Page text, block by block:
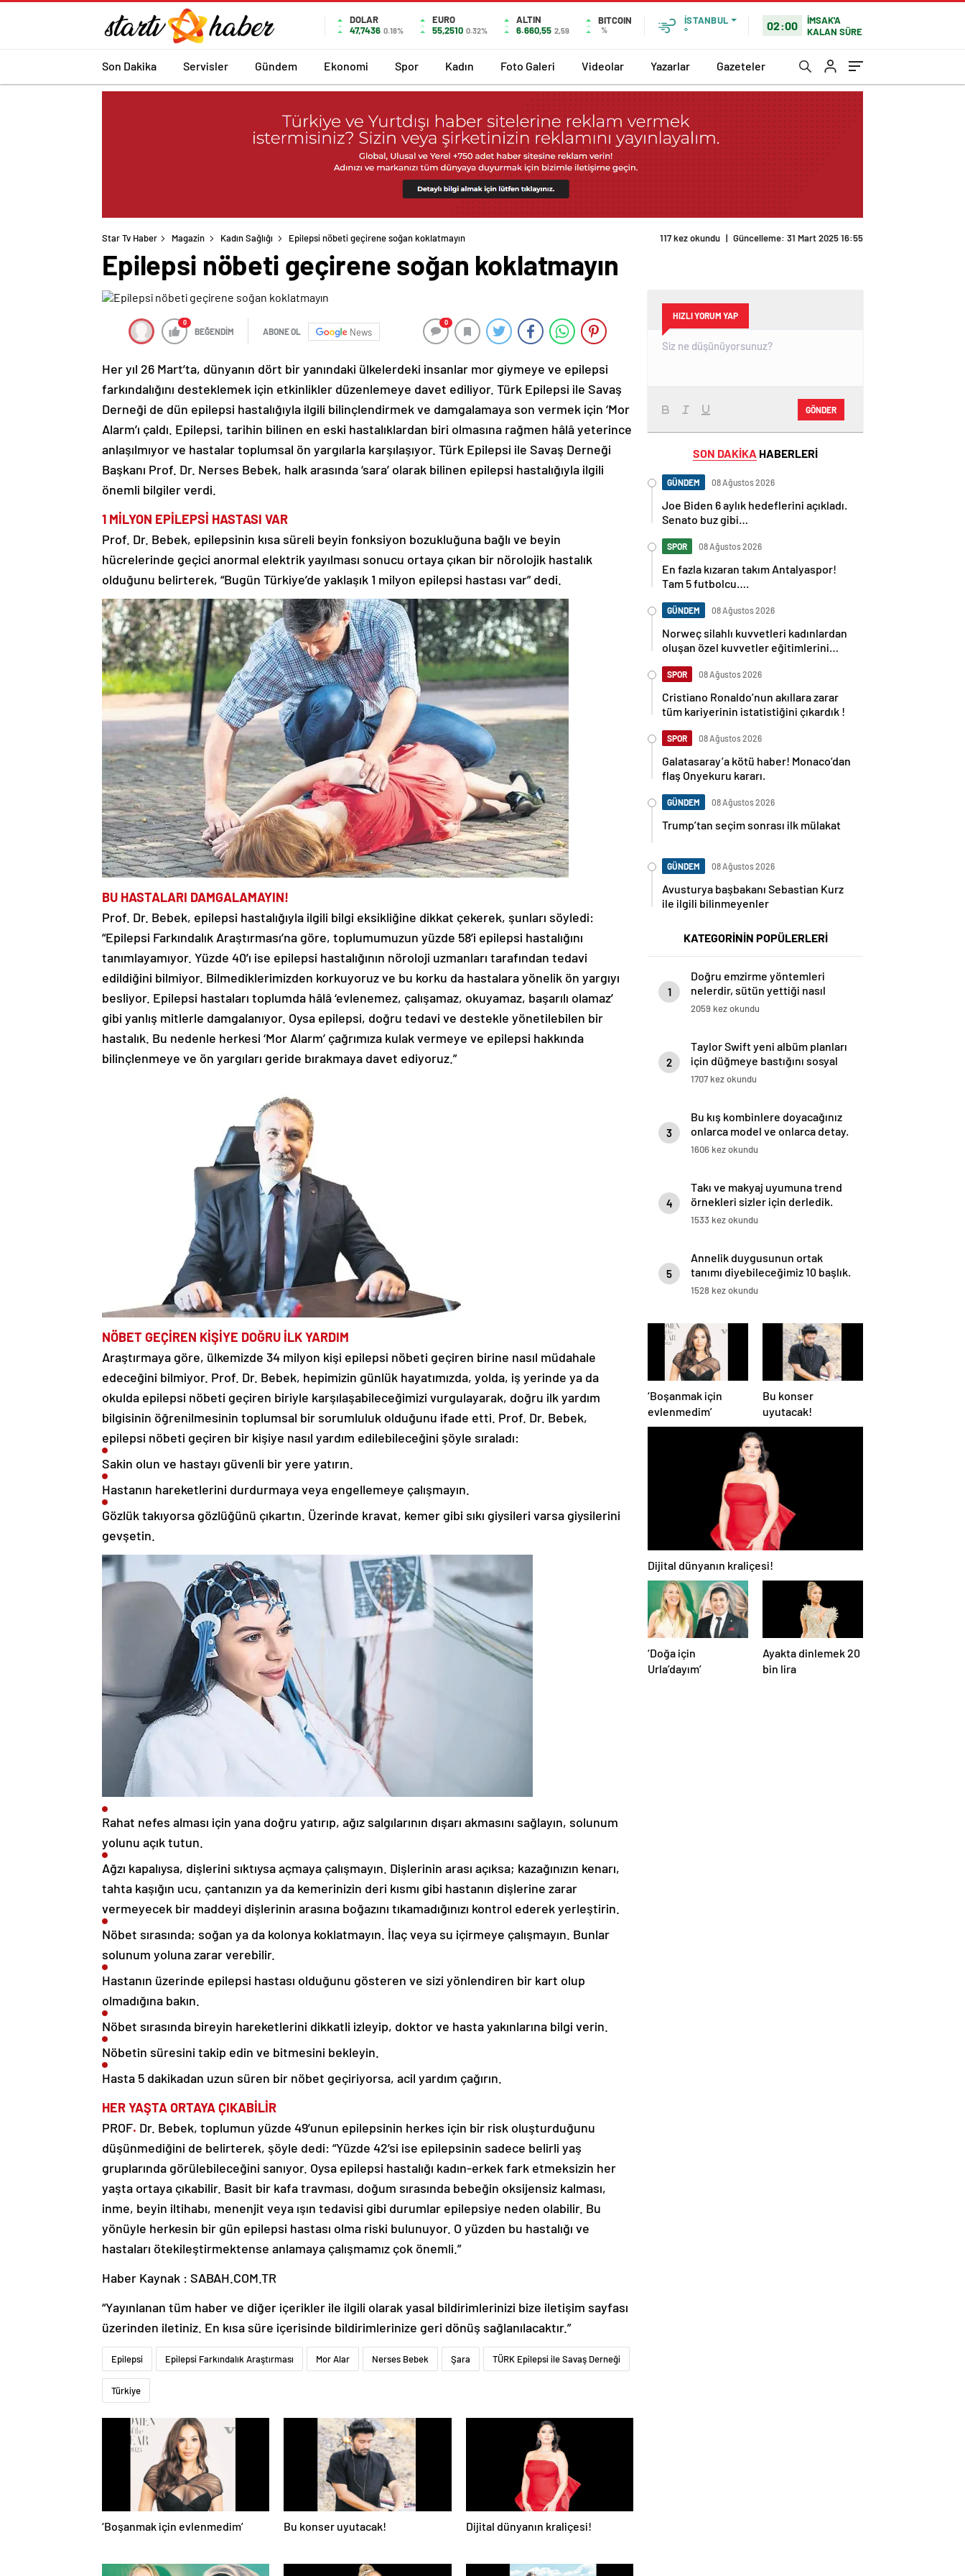
DOLAR
47,7436 0.18%
EURO
55,2510 0.32%
ALTIN
6.660,55 2,59
BITCOIN
%
İSTANBUL
°
02:00
İMSAK'A
KALAN SÜRE
Son Dakika Servisler Gündem Ekonomi Spor Kadın Foto Galeri Videolar Yazarlar Gazeteler
Star Tv Haber Magazin Kadın Sağlığı Epilepsi nöbeti geçirene soğan koklatmayın 117 kez okundu | Güncelleme: 31 Mart 2025 16:55
Epilepsi nöbeti geçirene soğan koklatmayın
0
BEĞENDİM ABONE OL News
0
Her yıl 26 Mart’ta, dünyanın dört bir yanındaki ülkelerdeki insanlar mor giymeye ve epilepsi
farkındalığını desteklemek için etkinlikler düzenlemeye davet ediliyor. Türk Epilepsi ile Savaş
Derneği de dün epilepsi hastalığıyla ilgili bilinçlendirmek ve damgalamaya son vermek için ‘Mor
Alarm’ı çaldı. Epilepsi, tarihin bilinen en eski hastalıklardan biri olmasına rağmen hâlâ yeterince
anlaşılmıyor ve hastalar toplumsal ön yargılarla karşılaşıyor. Türk Epilepsi ile Savaş Derneği
Başkanı Prof. Dr. Nerses Bebek, halk arasında ‘sara’ olarak bilinen epilepsi hastalığıyla ilgili
önemli bilgiler verdi.
1 MİLYON EPİLEPSİ HASTASI VAR
Prof. Dr. Bebek, epilepsinin kısa süreli beyin fonksiyon bozukluğuna bağlı ve beyin
hücrelerinde geçici anormal elektrik yayılması sonucu ortaya çıkan bir nörolojik hastalık
olduğunu belirterek, “Bugün Türkiye’de yaklaşık 1 milyon epilepsi hastası var” dedi.
BU HASTALARI DAMGALAMAYIN!
Prof. Dr. Bebek, epilepsi hastalığıyla ilgili bilgi eksikliğine dikkat çekerek, şunları söyledi:
“Epilepsi Farkındalık Araştırması’na göre, toplumumuzun yüzde 58’i epilepsi hastalığını
tanımlayamıyor. Yüzde 40’ı ise epilepsi hastalığının nöroloji uzmanları tarafından tedavi
edildiğini bilmiyor. Bilmediklerimizden korkuyoruz ve bu korku da hastalara yönelik ön yargıyı
besliyor. Epilepsi hastaları toplumda hâlâ ‘evlenemez, çalışamaz, okuyamaz, başarılı olamaz’
gibi yanlış mitlerle damgalanıyor. Oysa epilepsi, doğru tedavi ve destekle yönetilebilen bir
hastalık. Bu nedenle herkesi ‘Mor Alarm’ çağrımıza kulak vermeye ve epilepsi hakkında
bilinçlenmeye ve ön yargıları geride bırakmaya davet ediyoruz.”
NÖBET GEÇİREN KİŞİYE DOĞRU İLK YARDIM
Araştırmaya göre, ülkemizde 34 milyon kişi epilepsi nöbeti geçiren birine nasıl müdahale
edeceğini bilmiyor. Prof. Dr. Bebek, hepimizin günlük hayatımızda, yolda, iş yerinde ya da
okulda epilepsi nöbeti geçiren biriyle karşılaşabileceğimizi vurgulayarak, doğru ilk yardım
bilgisinin öğrenilmesinin toplumsal bir sorumluluk olduğunu ifade etti. Prof. Dr. Bebek,
epilepsi nöbeti geçiren bir kişiye nasıl yardım edilebileceğini şöyle sıraladı:
Sakin olun ve hastayı güvenli bir yere yatırın.
Hastanın hareketlerini durdurmaya veya engellemeye çalışmayın.
Gözlük takıyorsa gözlüğünü çıkartın. Üzerinde kravat, kemer gibi sıkı giysileri varsa giysilerini
gevşetin.
Rahat nefes alması için yana doğru yatırıp, ağız salgılarının dışarı akmasını sağlayın, solunum
yolunu açık tutun.
Ağzı kapalıysa, dişlerini sıktıysa açmaya çalışmayın. Dişlerinin arası açıksa; kazağınızın kenarı,
tahta kaşığın ucu, çantanızın ya da kemerinizin deri kısmı gibi hastanın dişlerine zarar
vermeyecek bir maddeyi dişlerinin arasına boğazını tıkamadığınızı kontrol ederek yerleştirin.
Nöbet sırasında; soğan ya da kolonya koklatmayın. İlaç veya su içirmeye çalışmayın. Bunlar
solunum yoluna zarar verebilir.
Hastanın üzerinde epilepsi hastası olduğunu gösteren ve sizi yönlendiren bir kart olup
olmadığına bakın.
Nöbet sırasında bireyin hareketlerini dikkatli izleyip, doktor ve hasta yakınlarına bilgi verin.
Nöbetin süresini takip edin ve bitmesini bekleyin.
Hasta 5 dakikadan uzun süren bir nöbet geçiriyorsa, acil yardım çağırın.
HER YAŞTA ORTAYA ÇIKABİLİR
PROF. Dr. Bebek, toplumun yüzde 49’unun epilepsinin herkes için bir risk oluşturduğunu
düşünmediğini de belirterek, şöyle dedi: “Yüzde 42’si ise epilepsinin sadece belirli yaş
gruplarında görülebileceğini sanıyor. Oysa epilepsi hastalığı kadın-erkek fark etmeksizin her
yaşta ortaya çıkabilir. Basit bir kafa travması, doğum sırasında bebeğin oksijensiz kalması,
inme, beyin iltihabı, menenjit veya ışın tedavisi gibi durumlar epilepsiye neden olabilir. Bu
yönüyle herkesin bir gün epilepsi hastası olma riski bulunuyor. O yüzden bu hastalığı ve
hastaları ötekileştirmektense anlamaya çalışmamız çok önemli.”
Haber Kaynak : SABAH.COM.TR
“Yayınlanan tüm haber ve diğer içerikler ile ilgili olarak yasal bildirimlerinizi bize iletişim sayfası
üzerinden iletiniz. En kısa süre içerisinde bildirimlerinize geri dönüş sağlanılacaktır.”
Epilepsi Epilepsi Farkındalık Araştırması Mor Alar Nerses Bebek Şara TÜRK Epilepsi ile Savaş Derneği
Türkiye
‘Boşanmak için evlenmedim’ Bu konser uyutacak! Dijital dünyanın kraliçesi!
HIZLI YORUM YAP
GÖNDER
SON DAKİKA HABERLERİ
GÜNDEM 08 Ağustos 2026
Joe Biden 6 aylık hedeflerini açıkladı.
Senato buz gibi…
SPOR 08 Ağustos 2026
En fazla kızaran takım Antalyaspor!
Tam 5 futbolcu….
GÜNDEM 08 Ağustos 2026
Norweç silahlı kuvvetleri kadınlardan
oluşan özel kuvvetler eğitimlerini
SPOR 08 Ağustos 2026
Cristiano Ronaldo’nun akıllara zarar
tüm kariyerinin istatistiğini çıkardık !
SPOR 08 Ağustos 2026
Galatasaray’a kötü haber! Monaco’dan
flaş Onyekuru kararı.
GÜNDEM 08 Ağustos 2026
Trump’tan seçim sonrası ilk mülakat
GÜNDEM 08 Ağustos 2026
Avusturya başbakanı Sebastian Kurz
ile ilgili bilinmeyenler
KATEGORİNİN POPÜLERLERİ
1
Doğru emzirme yöntemleri
nelerdir, sütün yettiği nasıl
anlaşılır?
2059 kez okundu
2
Taylor Swift yeni albüm planları
için düğmeye bastığını sosyal
medyadan duyurdu!
1707 kez okundu
3
Bu kış kombinlere doyacağınız
onlarca model ve onlarca detay.
1606 kez okundu
4
Takı ve makyaj uyumuna trend
örnekleri sizler için derledik.
1533 kez okundu
5
Annelik duygusunun ortak
tanımı diyebileceğimiz 10 başlık.
1528 kez okundu
‘Boşanmak için
evlenmedim’
Bu konser
uyutacak!
Dijital dünyanın kraliçesi!
‘Doğa için
Urla’dayım’
Ayakta dinlemek 20
bin lira